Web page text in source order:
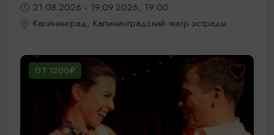
21.08.2026 - 19.09.2026, 19:00
Калининград, Калининградский театр эстрады
ОТ 1200₽